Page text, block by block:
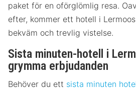
paket för en oförglömlig resa.
efter, kommer ett hotell i
bekväm och trevlig vistelse.
Sista minuten-hotell i
grymma erbjudanden
Behöver du ett sista minuten